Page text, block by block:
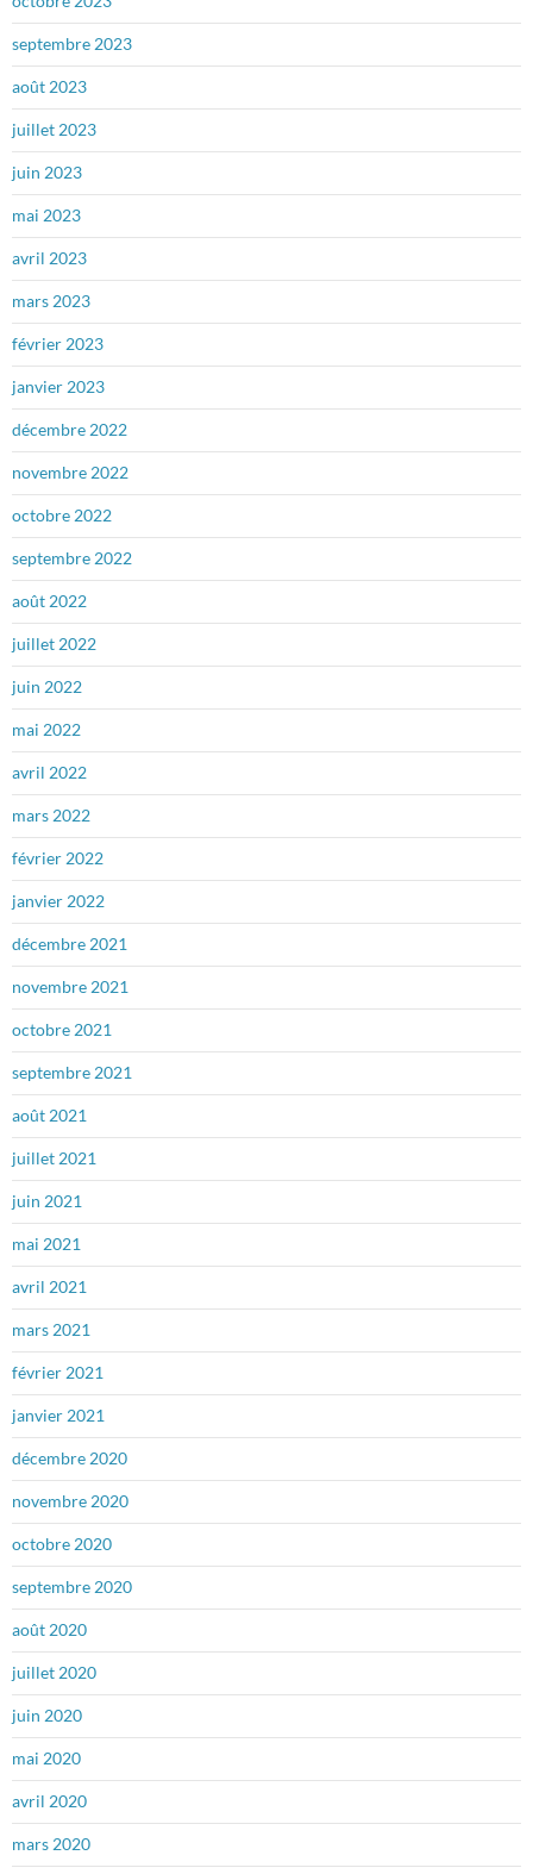
septembre 2023
août 2023
juillet 2023
juin 2023
mai 2023
avril 2023
mars 2023
février 2023
janvier 2023
décembre 2022
novembre 2022
octobre 2022
septembre 2022
août 2022
juillet 2022
juin 2022
mai 2022
avril 2022
mars 2022
février 2022
janvier 2022
décembre 2021
novembre 2021
octobre 2021
septembre 2021
août 2021
juillet 2021
juin 2021
mai 2021
avril 2021
mars 2021
février 2021
janvier 2021
décembre 2020
novembre 2020
octobre 2020
septembre 2020
août 2020
juillet 2020
juin 2020
mai 2020
avril 2020
mars 2020